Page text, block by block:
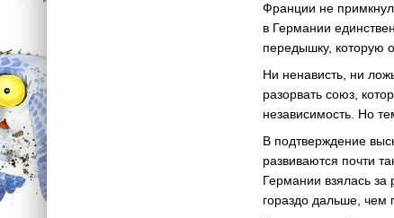
Франции не
в Германии
передышку, которую
Ни ненависть, ни
разорвать союз,
независимость. Но
В подтверждение
развиваются почти
Германии взялась
гораздо дальше, чем